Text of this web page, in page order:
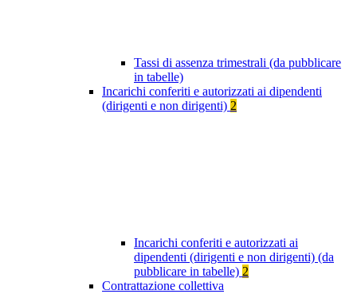
Tassi di assenza trimestrali (da pubblicare
in tabelle)
Incarichi conferiti e autorizzati ai dipendenti
(dirigenti e non dirigenti) 2
Incarichi conferiti e autorizzati ai
dipendenti (dirigenti e non dirigenti) (da
pubblicare in tabelle) 2
Contrattazione collettiva